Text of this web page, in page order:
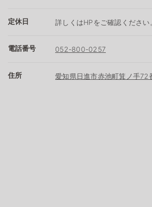
定休日 詳しくはHPをご確認ください
電話番号 052-800-0257
住所 愛知県日進市赤池町箕ノ手72